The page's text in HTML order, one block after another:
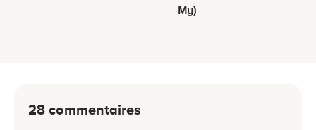
My)
28 commentaires